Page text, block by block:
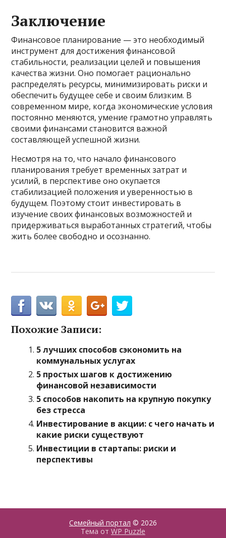
Заключение
Финансовое планирование — это необходимый
инструмент для достижения финансовой
стабильности, реализации целей и повышения
качества жизни. Оно помогает рационально
распределять ресурсы, минимизировать риски и
обеспечить будущее себе и своим близким. В
современном мире, когда экономические условия
постоянно меняются, умение грамотно управлять
своими финансами становится важной
составляющей успешной жизни.
Несмотря на то, что начало финансового
планирования требует временных затрат и
усилий, в перспективе оно окупается
стабилизацией положения и уверенностью в
будущем. Поэтому стоит инвестировать в
изучение своих финансовых возможностей и
придерживаться выработанных стратегий, чтобы
жить более свободно и осознанно.
Похожие Записи:
5 лучших способов сэкономить на
коммунальных услугах
5 простых шагов к достижению
финансовой независимости
5 способов накопить на крупную покупку
без стресса
Инвестирование в акции: с чего начать и
какие риски существуют
Инвестиции в стартапы: риски и
перспективы
Семейный портал © 2026
Тема от WP Puzzle